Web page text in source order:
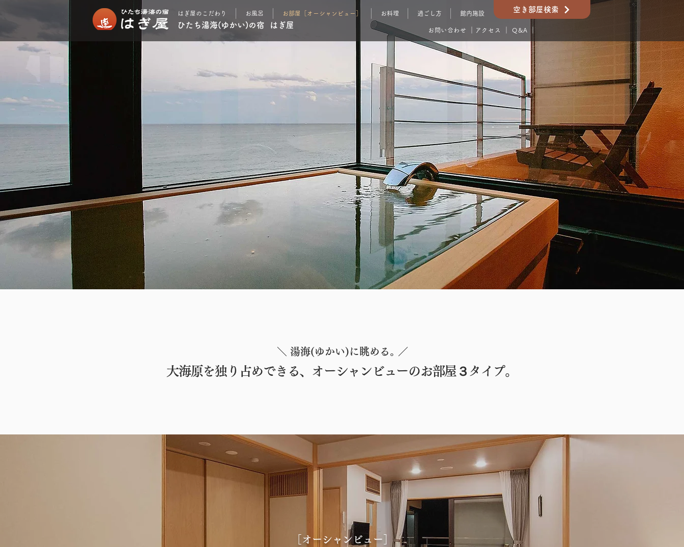
はぎ屋のこだわり お風呂 お部屋［オーシャンビュー］ お料理 過ごし方 館内施設
空き部屋検索
ひたち湯海(ゆかい)の宿 はぎ屋
お問い合わせ アクセス Q&A
＼ 湯海(ゆかい)に眺める｡ ／
大海原を独り占めできる、オーシャンビューのお部屋３タイプ。
［オーシャンビュー］